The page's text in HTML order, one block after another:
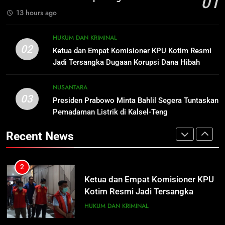
Ketua dan Empat Komisioner KPU
Kotim Resmi Jadi Tersangka
Dugaan Korupsi Dana Hibah
HUKUM DAN KRIMINAL
3
Presiden Prabowo Minta Bahlil
Segera Tuntaskan Pemadaman
Warga Indonesia, Ada Uzumaki, D.
Luffy, Shinchan, hingga Doraemon
NUSANTARA
5
13 hours ago
02
HUKUM DAN KRIMINAL
Ketua dan Empat Komisioner KPU Kotim Resmi
Jadi Tersangka Dugaan Korupsi Dana Hibah
Pilkada Rp40 Miliar
03
NUSANTARA
Presiden Prabowo Minta Bahlil Segera Tuntaskan
Pemadaman Listrik di Kalsel-Teng
Recent News
Meresahkan Pengendara
Distribusi BBM Diperkuat,
Pertamina Targetkan Antrean di
ECONOMY
2
Ketua dan Empat Komisioner KPU
Kotim Resmi Jadi Tersangka
Dugaan Korupsi Dana Hibah
Pilkada Rp40 Miliar
3
Presiden Prabowo Minta Bahlil
Segera Tuntaskan Pemadaman
Listrik di Kalsel-Teng
NUSANTARA